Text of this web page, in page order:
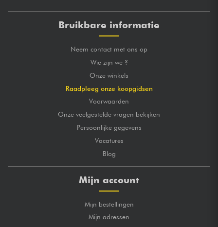
Bruikbare informatie
Neem contact met ons op
Wie zijn we ?
Onze winkels
Raadpleeg onze koopgidsen
Voorwaarden
Onze veelgestelde vragen bekijken
Persoonlijke gegevens
Vacatures
Blog
Mijn account
Mijn bestellingen
Mijn adressen